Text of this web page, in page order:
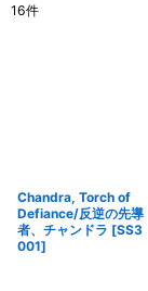
16件
Chandra, Torch of
Defiance/反逆の先導
者、チャンドラ [SS3
001]